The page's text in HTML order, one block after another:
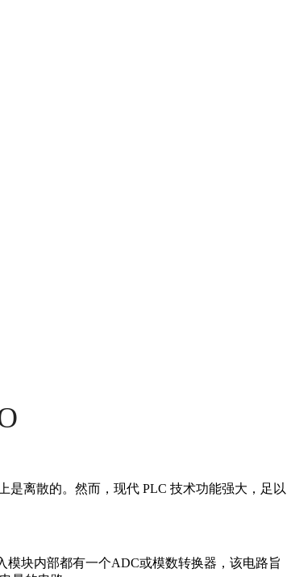
是离散的。然而，现代 PLC 技术功能强大，足以
模块内部都有一个ADC或模数转换器，该电路旨